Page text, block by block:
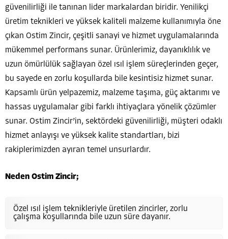
güvenilirliği ile tanınan lider markalardan biridir. Yenilikçi
üretim teknikleri ve yüksek kaliteli malzeme kullanımıyla öne
çıkan Ostim Zincir, çeşitli sanayi ve hizmet uygulamalarında
mükemmel performans sunar. Ürünlerimiz, dayanıklılık ve
uzun ömürlülük sağlayan özel ısıl işlem süreçlerinden geçer,
bu sayede en zorlu koşullarda bile kesintisiz hizmet sunar.
Kapsamlı ürün yelpazemiz, malzeme taşıma, güç aktarımı ve
hassas uygulamalar gibi farklı ihtiyaçlara yönelik çözümler
sunar. Ostim Zincir’in, sektördeki güvenilirliği, müşteri odaklı
hizmet anlayışı ve yüksek kalite standartları, bizi
rakiplerimizden ayıran temel unsurlardır.
Neden Ostim Zincir;
Özel ısıl işlem teknikleriyle üretilen zincirler, zorlu
çalışma koşullarında bile uzun süre dayanır.